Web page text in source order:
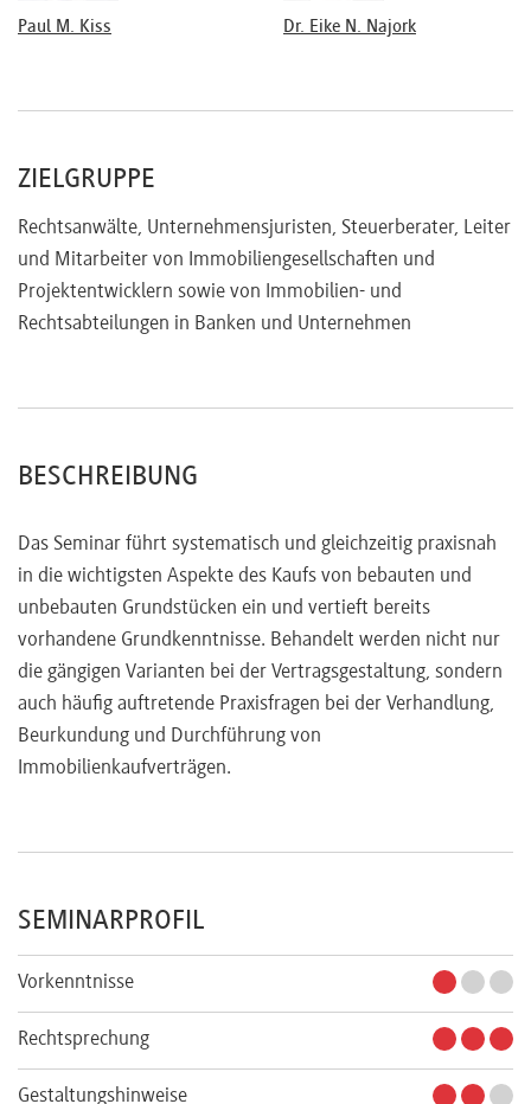
Garantieerklärungen
Offenbarungspflichten des Verkäufers
Paul M. Kiss Dr. Eike N. Najork
ZIELGRUPPE
Rechtsanwälte, Unternehmensjuristen, Steuerberater, Leiter
und Mitarbeiter von Immobiliengesellschaften und
Projektentwicklern sowie von Immobilien- und
Rechtsabteilungen in Banken und Unternehmen
BESCHREIBUNG
Das Seminar führt systematisch und gleichzeitig praxisnah
in die wichtigsten Aspekte des Kaufs von bebauten und
unbebauten Grundstücken ein und vertieft bereits
vorhandene Grundkenntnisse. Behandelt werden nicht nur
die gängigen Varianten bei der Vertragsgestaltung, sondern
auch häufig auftretende Praxisfragen bei der Verhandlung,
Beurkundung und Durchführung von
Immobilienkaufverträgen.
SEMINARPROFIL
Vorkenntnisse
Rechtsprechung
Gestaltungshinweise